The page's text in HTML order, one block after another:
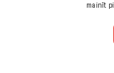
Koknēviču notrieca
un nestaigāja.
mainīt